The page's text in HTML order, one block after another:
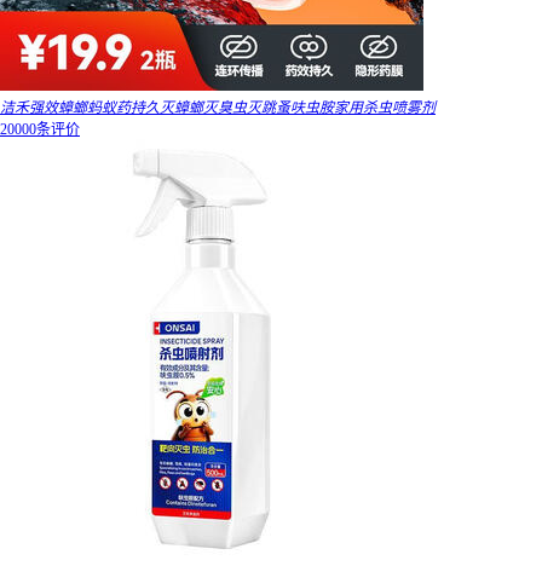
洁禾强效蟑螂蚂蚁药持久灭蟑螂灭臭虫灭跳蚤呋虫胺家用杀虫喷雾剂
20000条评价